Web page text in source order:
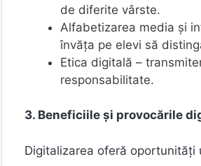
de diferite vârste.
Alfabetizarea media și
învăța pe elevi să
Etica digitală –
responsabilitate.
3. Beneficiile și provocările
Digitalizarea oferă oportunități